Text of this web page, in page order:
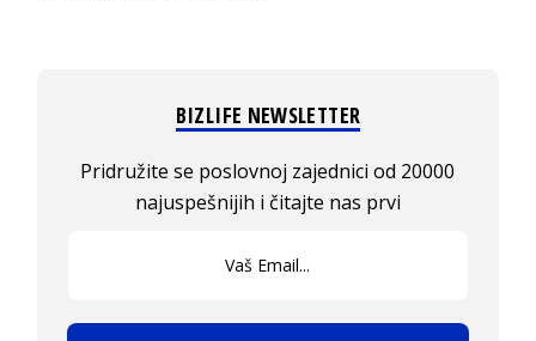
BIZLIFE NEWSLETTER
Pridružite se poslovnoj zajednici od 20000
najuspešnijih i čitajte nas prvi